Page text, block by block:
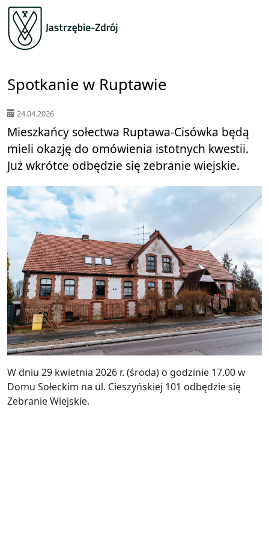
Spotkanie w Ruptawie
24.04.2026
Mieszkańcy sołectwa Ruptawa-Cisówka będą
mieli okazję do omówienia istotnych kwestii.
Już wkrótce odbędzie się zebranie wiejskie.
W dniu 29 kwietnia 2026 r. (środa) o godzinie 17.00 w
Domu Sołeckim na ul. Cieszyńskiej 101 odbędzie się
Zebranie Wiejskie.